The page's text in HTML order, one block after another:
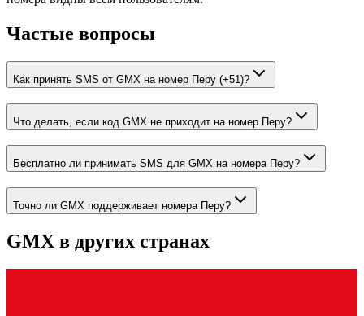
Частые вопросы
Как принять SMS от GMX на номер Перу (+51)?
Что делать, если код GMX не приходит на номер Перу?
Бесплатно ли принимать SMS для GMX на номера Перу?
Точно ли GMX поддерживает номера Перу?
GMX в других странах